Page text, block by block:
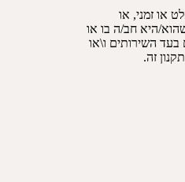
או זמני, או
היא חב/ה בו או
השירותים ו\או
זה.